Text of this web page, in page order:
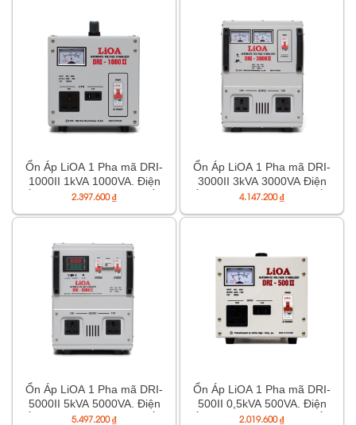
Ổn Áp LiOA 1 Pha mã DRI-
1000II 1kVA 1000VA. Điện
Áp Vào 90V÷250V, Điện Áp
2.397.600₫
Ổn Áp LiOA 1 Pha mã DRI-
3000II 3kVA 3000VA Điện
Áp Vào 90V÷250V, Điện Áp
4.147.200₫
Ổn Áp LiOA 1 Pha mã DRI-
5000II 5kVA 5000VA. Điện
Áp Vào 90V÷250V, Điện Áp
5.497.200₫
Ổn Áp LiOA 1 Pha mã DRI-
500II 0,5kVA 500VA. Điện
Áp Vào 90V÷250V, Điện Áp
2.019.600₫